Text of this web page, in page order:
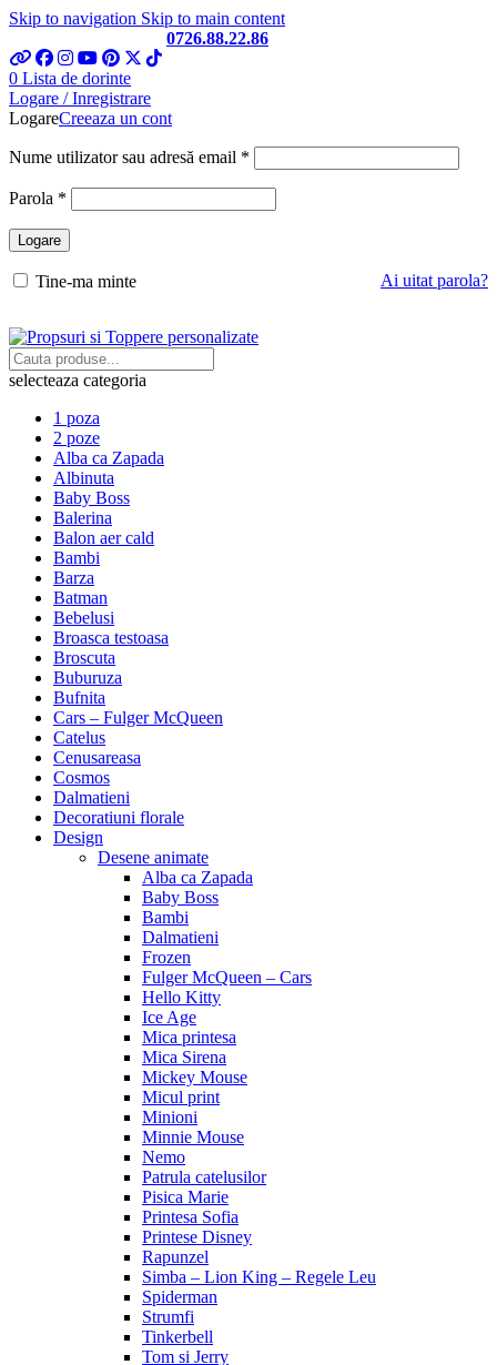
Skip to navigation Skip to main content
0726.88.22.86
0 Lista de dorinte
Logare / Inregistrare
LogareCreeaza un cont
Nume utilizator sau adresă email *
Parola *
Logare
Ai uitat parola?
Tine-ma minte
selecteaza categoria
1 poza
2 poze
Alba ca Zapada
Albinuta
Baby Boss
Balerina
Balon aer cald
Bambi
Barza
Batman
Bebelusi
Broasca testoasa
Broscuta
Buburuza
Bufnita
Cars – Fulger McQueen
Catelus
Cenusareasa
Cosmos
Dalmatieni
Decoratiuni florale
Design
Desene animate
Alba ca Zapada
Baby Boss
Bambi
Dalmatieni
Frozen
Fulger McQueen – Cars
Hello Kitty
Ice Age
Mica printesa
Mica Sirena
Mickey Mouse
Micul print
Minioni
Minnie Mouse
Nemo
Patrula catelusilor
Pisica Marie
Printesa Sofia
Printese Disney
Rapunzel
Simba – Lion King – Regele Leu
Spiderman
Strumfi
Tinkerbell
Tom si Jerry